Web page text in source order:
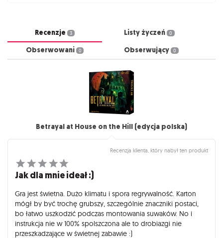
Recenzje 3 Listy życzeń 0
Obserwowani 0 Obserwujący 0
Betrayal at House on the Hill (edycja polska)
Recenzja klienta, który nabył ten produkt
Jak dla mnie ideał :)
Gra jest świetna. Dużo klimatu i spora regrywalność. Karton
mógł by być trochę grubszy, szczególnie znaczniki postaci,
bo łatwo uszkodzić podczas montowania suwaków. No i
instrukcja nie w 100% spolszczona ale to drobiazgi nie
przeszkadzające w świetnej zabawie :)